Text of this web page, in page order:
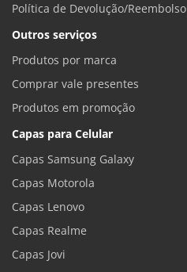
Política de Devolução/Reembolso
Outros serviços
Produtos por marca
Comprar vale presentes
Produtos em promoção
Capas para Celular
Capas Samsung Galaxy
Capas Motorola
Capas Lenovo
Capas Realme
Capas Jovi